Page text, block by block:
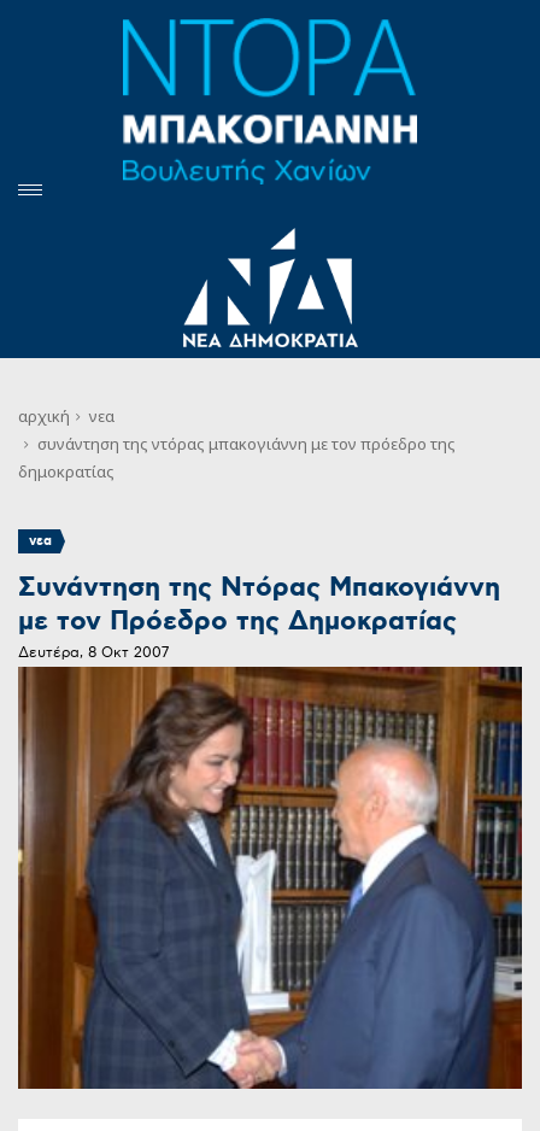
αρχική
νεα
συνάντηση της ντόρας μπακογιάννη με τον πρόεδρο της
δημοκρατίας
νεα
Συνάντηση της Ντόρας Μπακογιάννη
με τον Πρόεδρο της Δημοκρατίας
Δευτέρα, 8 Οκτ 2007